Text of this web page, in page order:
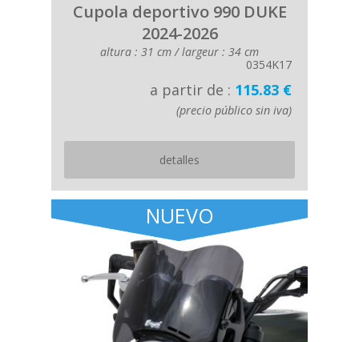
Cupola deportivo 990 DUKE
2024-2026
altura : 31 cm / largeur : 34 cm
0354K17
a partir de : 115.83 €
(precio público sin iva)
detalles
NUEVO